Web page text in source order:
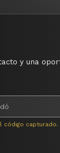
y una
código capturado.